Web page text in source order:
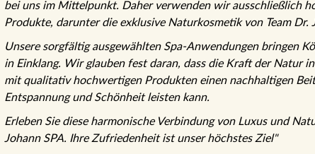
bei uns im Mittelpunkt. Daher verwenden wir ausschließlich
Produkte, darunter die exklusive Naturkosmetik von Team Dr.
Unsere sorgfältig ausgewählten Spa-Anwendungen bringen
in Einklang. Wir glauben fest daran, dass die Kraft der Natur
mit qualitativ hochwertigen Produkten einen nachhaltigen
Entspannung und Schönheit leisten kann.
Erleben Sie diese harmonische Verbindung von Luxus und
Johann SPA. Ihre Zufriedenheit ist unser höchstes Ziel"